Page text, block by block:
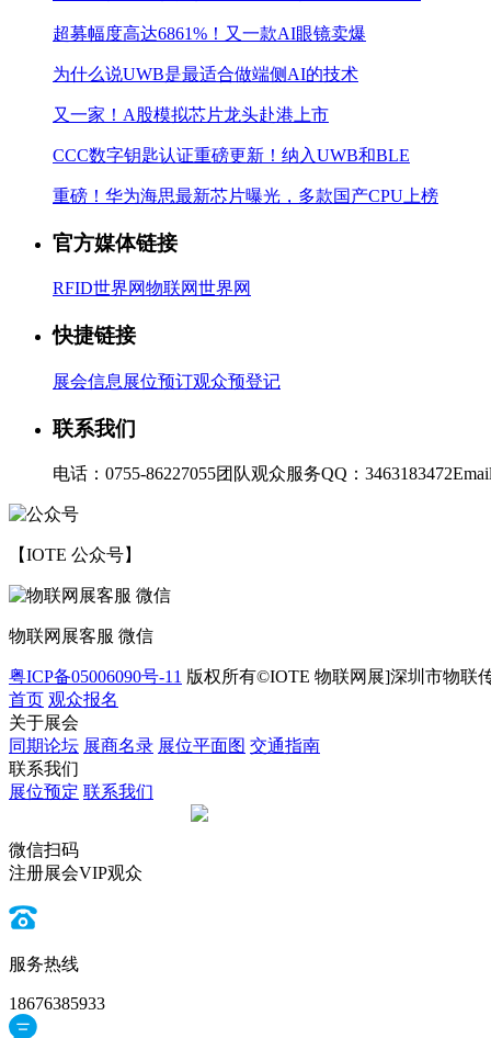
超募幅度高达6861%！又一款AI眼镜卖爆
为什么说UWB是最适合做端侧AI的技术
又一家！A股模拟芯片龙头赴港上市
CCC数字钥匙认证重磅更新！纳入UWB和BLE
重磅！华为海思最新芯片曝光，多款国产CPU上榜
官方媒体链接
RFID世界网物联网世界网
快捷链接
展会信息 展位预订观众预登记
联系我们
电话：0755-86227055团队观众服务QQ：3463183472
【IOTE 公众号】
物联网展客服 微信
粤ICP备05006090号-11 版权所有©IOTE 物联网展]深圳市物联
首页 观众报名
关于展会
同期论坛 展商名录 展位平面图 交通指南
联系我们
展位预定 联系我们
微信扫码
注册展会VIP观众
服务热线
18676385933